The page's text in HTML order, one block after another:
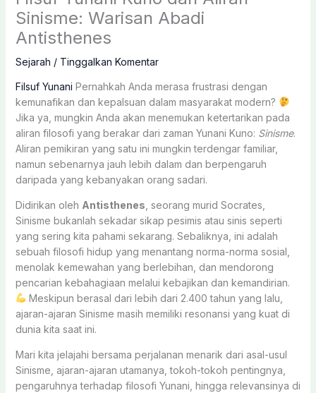
Sinisme: Warisan Abadi
Antisthenes
Sejarah / Tinggalkan Komentar
Filsuf Yunani Pernahkah Anda merasa frustrasi dengan
kemunafikan dan kepalsuan dalam masyarakat modern?
Jika ya, mungkin Anda akan menemukan ketertarikan pada
aliran filosofi yang berakar dari zaman Yunani Kuno: Sinisme.
Aliran pemikiran yang satu ini mungkin terdengar familiar,
namun sebenarnya jauh lebih dalam dan berpengaruh
daripada yang kebanyakan orang sadari.
Didirikan oleh Antisthenes , seorang murid Socrates,
Sinisme bukanlah sekadar sikap pesimis atau sinis seperti
yang sering kita pahami sekarang. Sebaliknya, ini adalah
sebuah filosofi hidup yang menantang norma-norma sosial,
menolak kemewahan yang berlebihan, dan mendorong
pencarian kebahagiaan melalui kebajikan dan kemandirian.
Meskipun berasal dari lebih dari 2.400 tahun yang lalu,
ajaran-ajaran Sinisme masih memiliki resonansi yang kuat di
dunia kita saat ini.
Mari kita jelajahi bersama perjalanan menarik dari asal-usul
Sinisme, ajaran-ajaran utamanya, tokoh-tokoh pentingnya,
pengaruhnya terhadap filosofi Yunani, hingga relevansinya di